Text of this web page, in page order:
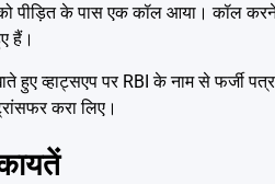
पीड़ित के पास एक कॉल आया। कॉल
हैं।
हुए व्हाट्सएप पर RBI के नाम से
करा लिए।